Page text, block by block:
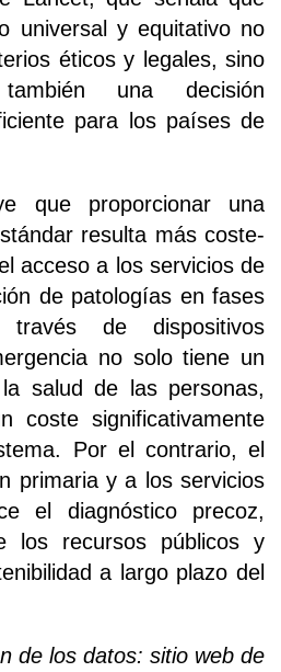
universal y equitativo no
éticos y legales, sino
una decisión
para los países de
que proporcionar una
resulta más coste-
acceso a los servicios de
de patologías en fases
de dispositivos
no solo tiene un
salud de las personas,
coste significativamente
Por el contrario, el
primaria y a los servicios
el diagnóstico precoz,
los recursos públicos y
a largo plazo del
de los datos: sitio web de